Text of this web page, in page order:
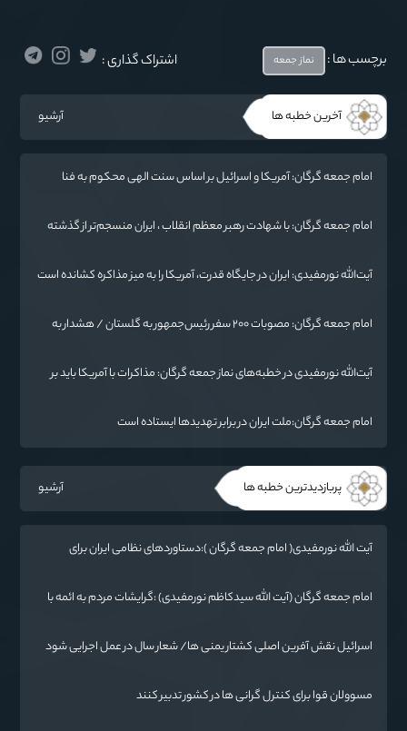
برچسب ها : نماز جمعه اشتراک گذاری :
آخرین خطبه ها آرشیو
امام جمعه گرگان: آمریکا و اسرائیل بر اساس سنت الهی محکوم به فنا
امام جمعه گرگان: با شهادت رهبر معظم انقلاب ، ایران منسجم‌تر از گذشته
آیت‌الله نورمفیدی: ایران در جایگاه قدرت، آمریکا را به میز مذاکره کشانده است
امام جمعه گرگان: مصوبات ۲۰۰ سفر رئیس‌جمهور به گلستان / هشدار به
آیت‌الله نورمفیدی در خطبه‌های نماز جمعه گرگان: مذاکرات با آمریکا باید بر
امام جمعه گرگان:ملت ایران در برابر تهدیدها ایستاده است
پربازدیدترین خطبه ها آرشیو
آیت الله نورمفیدی( امام جمعه گرگان ):دستاوردهای نظامی ایران برای
امام جمعه گرگان (آیت الله سیدکاظم نورمفیدی) :گرایشات مردم به ائمه با
اسرائیل نقش آفرین اصلی کشتار یمنی ها/ شعار سال در عمل اجرایی شود
مسوولان قوا برای کنترل گرانی ها در کشور تدبیر کنند